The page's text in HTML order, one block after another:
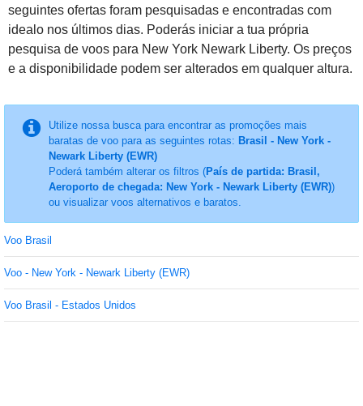
seguintes ofertas foram pesquisadas e encontradas com
idealo nos últimos dias. Poderás iniciar a tua própria
pesquisa de voos para New York Newark Liberty. Os preços
e a disponibilidade podem ser alterados em qualquer altura.
Utilize nossa busca para encontrar as promoções mais
baratas de voo para as seguintes rotas: Brasil - New York -
Newark Liberty (EWR)
Poderá também alterar os filtros (País de partida: Brasil,
Aeroporto de chegada: New York - Newark Liberty (EWR))
ou visualizar voos alternativos e baratos.
Voo Brasil
Voo - New York - Newark Liberty (EWR)
Voo Brasil - Estados Unidos